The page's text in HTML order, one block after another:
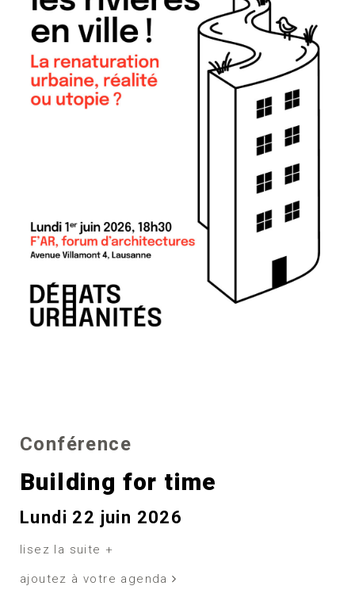
Conférence
Building for time
Lundi 22 juin 2026
lisez la suite +
ajoutez à votre agenda